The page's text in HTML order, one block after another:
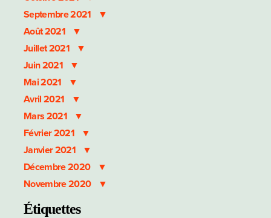
Septembre 2021
Août 2021
Juillet 2021
Juin 2021
Mai 2021
Avril 2021
Mars 2021
Février 2021
Janvier 2021
Décembre 2020
Novembre 2020
Étiquettes